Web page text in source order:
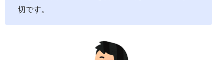
切です。